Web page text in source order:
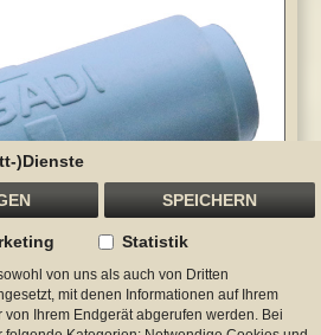
)Dienste
SPEICHERN
Statistik
von uns als auch von Dritten
mit denen Informationen auf Ihrem
Ihrem Endgerät abgerufen werden. Bei